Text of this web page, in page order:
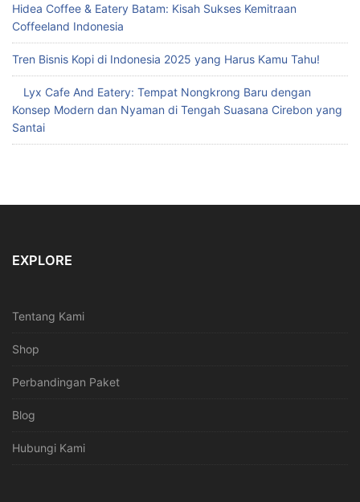
Hidea Coffee & Eatery Batam: Kisah Sukses Kemitraan
Coffeeland Indonesia
Tren Bisnis Kopi di Indonesia 2025 yang Harus Kamu Tahu!
Lyx Cafe And Eatery: Tempat Nongkrong Baru dengan
Konsep Modern dan Nyaman di Tengah Suasana Cirebon yang
Santai
EXPLORE
Tentang Kami
Shop
Perbandingan Paket
Blog
Hubungi Kami